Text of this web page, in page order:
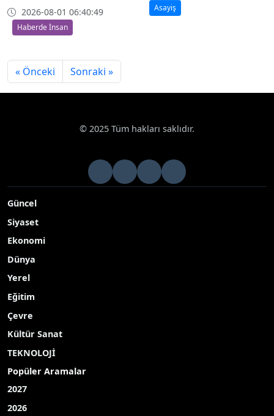
2026-08-01 06:40:49
Haberde İnsan
Asayiş
« Önceki Sonraki »
© 2025 Tüm hakları saklıdır.
Güncel
Siyaset
Ekonomi
Dünya
Yerel
Eğitim
Çevre
Kültür Sanat
TEKNOLOJİ
Popüler Aramalar
2027
2026